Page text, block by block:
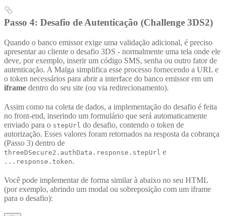
Passo 4: Desafio de Autenticação (Challenge 3DS2)
Quando o banco emissor exige uma validação adicional, é preciso
apresentar ao cliente o desafio 3DS - normalmente uma tela onde ele
deve, por exemplo, inserir um código SMS, senha ou outro fator de
autenticação. A Malga simplifica esse processo fornecendo a URL e
o token necessários para abrir a interface do banco emissor em um
iframe dentro do seu site (ou via redirecionamento).
Assim como na coleta de dados, a implementação do desafio é feita
no front-end, inserindo um formulário que será automaticamente
enviado para o stepUrl do desafio, contendo o token de
autorização. Esses valores foram retornados na resposta da cobrança
(Passo 3) dentro de
threeDSecure2.authData.response.stepUrl e
...response.token.
Você pode implementar de forma similar à abaixo no seu HTML
(por exemplo, abrindo um modal ou sobreposição com um iframe
para o desafio):